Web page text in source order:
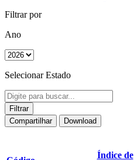
Filtrar por
Ano
Selecionar Estado
Filtrar
Compartilhar
Download
Índice de